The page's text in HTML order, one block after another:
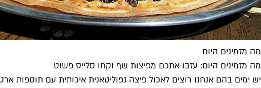
מה מזמינים היום
מה מזמינים היום: עזבו אתכם מפיצות שף וקחו סלייס פשוט
יש ימים בהם אנחנו רוצים לאכול פיצה נפוליטאנית איכותית עם תוספות ארטיזנליות ובצק שמרים